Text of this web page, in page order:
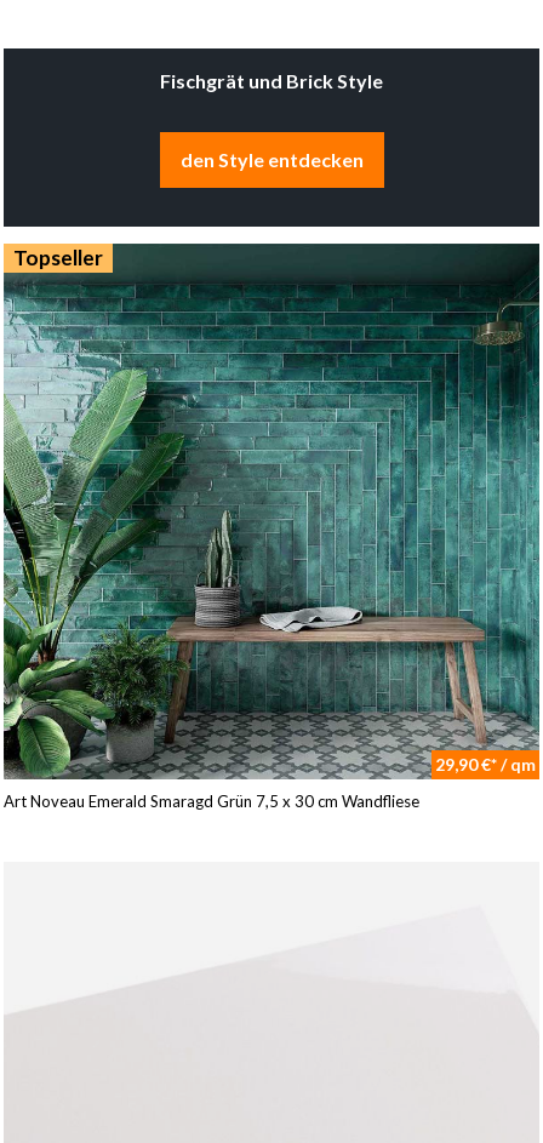
Fischgrät und Brick Style
den Style entdecken
Topseller
29,90 €* / qm
Art Noveau Emerald Smaragd Grün 7,5 x 30 cm Wandfliese